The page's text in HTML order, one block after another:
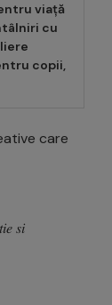
viață
cu
copii,
care
𝑠𝑖